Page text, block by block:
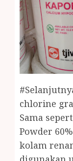
chlorine
Sama
Powder
kolam